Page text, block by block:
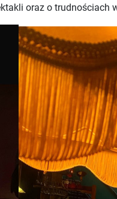
oraz o trudnościach